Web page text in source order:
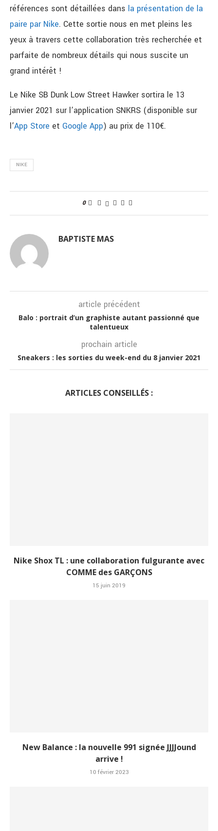
références sont détaillées dans la présentation de la
paire par Nike. Cette sortie nous en met pleins les
yeux à travers cette collaboration très recherchée et
parfaite de nombreux détails qui nous suscite un
grand intérêt !
Le Nike SB Dunk Low Street Hawker sortira le 13
janvier 2021 sur l’application SNKRS (disponible sur
l’App Store et Google App) au prix de 110€.
NIKE
0
BAPTISTE MAS
article précédent
Balo : portrait d’un graphiste autant passionné que
talentueux
prochain article
Sneakers : les sorties du week-end du 8 janvier 2021
ARTICLES CONSEILLÉS :
Nike Shox TL : une collaboration fulgurante avec
COMME des GARÇONS
15 juin 2019
New Balance : la nouvelle 991 signée JJJJound
arrive !
10 février 2023